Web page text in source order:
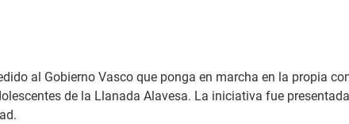
al Gobierno Vasco que ponga en marcha en la propia
de la Llanada Alavesa. La iniciativa fue